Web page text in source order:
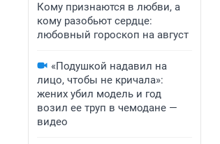
Кому признаются в любви, а
кому разобьют сердце:
любовный гороскоп на август
«Подушкой надавил на
лицо, чтобы не кричала»:
жених убил модель и год
возил ее труп в чемодане —
видео